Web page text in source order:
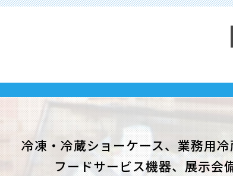
冷凍・冷蔵ショーケース、業務用
フードサービス機器、展示会